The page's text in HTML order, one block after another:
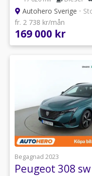
Autohero Sverige •
fr. 2 738 kr/mån
169 000 kr
Begagnad 2023